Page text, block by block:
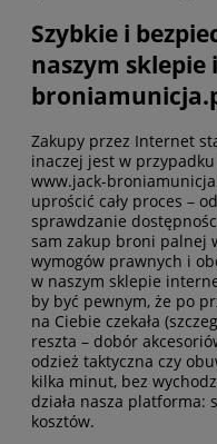
Szybkie i
naszym
Zakupy przez Internet
inaczej jest w
www.jack-
uprościć cały proces –
sprawdzanie
sam zakup broni palnej
wymogów prawnych i
w naszym sklepie
by być pewnym, że po
na Ciebie czekała
reszta – dobór
odzież taktyczna czy
kilka minut, bez
działa nasza platforma:
kosztów.